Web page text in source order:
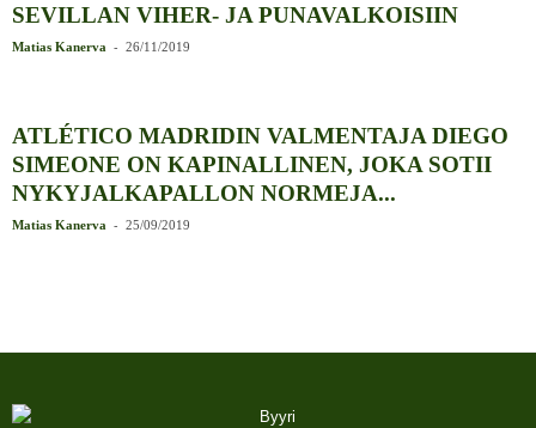
SEVILLAN VIHER- JA PUNAVALKOISIIN
Matias Kanerva - 26/11/2019
ATLÉTICO MADRIDIN VALMENTAJA DIEGO
SIMEONE ON KAPINALLINEN, JOKA SOTII
NYKYJALKAPALLON NORMEJA...
Matias Kanerva - 25/09/2019